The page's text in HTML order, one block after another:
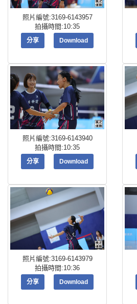
照片編號:3169-6143957
拍攝時間:10:35
分享 Download
照片編號:3169-6143940
拍攝時間:10:35
分享 Download
照片編號:3169-6143979
拍攝時間:10:36
分享 Download